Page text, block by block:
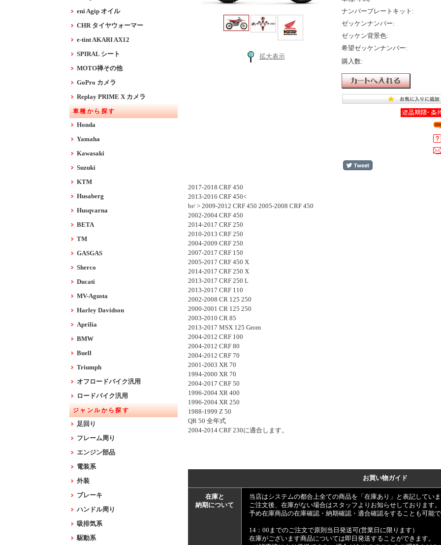
eni Agip オイル
CHR タイヤウォーマー
e-tint AKARI AX12
SPIRAL シート
MOTO禅その他
GoPro カメラ
Replay PRIME X カメラ
車種から探す
Honda
Yamaha
Kawasaki
Suzuki
KTM
Husaberg
Husqvarna
BETA
TM
GASGAS
Sherco
Ducati
MV-Agusta
Harley Davidson
Aprilia
BMW
Buell
Triumph
オフロードバイク汎用
ロードバイク汎用
ジャンルから探す
足回り
フレーム周り
エンジン部品
電装系
外装
ブレーキ
ハンドル周り
吸排気系
駆動系
拡大表示
ナンバープレートキット:
ゼッケンナンバー:
ゼッケン背景色:
希望ゼッケンナンバー:
購入数:
2017-2018 CRF 450
2013-2016 CRF 450<
br/ > 2009-2012 CRF 450 2005-2008 CRF 450
2002-2004 CRF 450
2014-2017 CRF 250
2010-2013 CRF 250
2004-2009 CRF 250
2007-2017 CRF 150
2005-2017 CRF 450 X
2014-2017 CRF 250 X
2013-2017 CRF 250 L
2013-2017 CRF 110
2002-2008 CR 125 250
2000-2001 CR 125 250
2003-2010 CR 85
2013-2017 MSX 125 Grom
2004-2012 CRF 100
2004-2012 CRF 80
2004-2012 CRF 70
2001-2003 XR 70
1994-2000 XR 70
2004-2017 CRF 50
1996-2004 XR 400
1996-2004 XR 250
1988-1999 Z 50
QR 50 全年式
2004-2014 CRF 230に適合します。
お買い物ガイド
在庫と
納期について
当店はシステムの都合上全ての商品を「在庫あり」と表記していま
ご注文後、在庫がない場合はスタッフよりお知らせしております。
予め在庫商品の在庫確認・納期確認・適合確認をすることも可能
14：00までのご注文で原則当日発送可(営業日に限ります）
在庫がございます商品については即日発送することができます。